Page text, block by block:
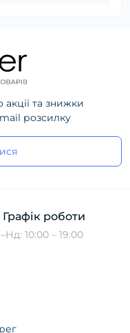
та знижки
розсилку
Графік роботи
10:00 – 19:00